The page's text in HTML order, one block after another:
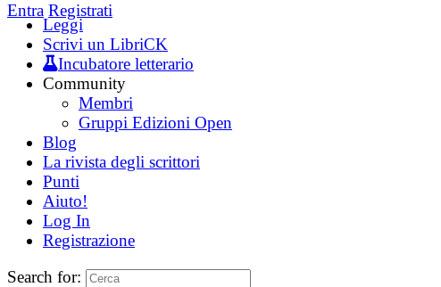
Entra Registrati
Leggi
Scrivi un LibriCK
Incubatore letterario
Community
Membri
Gruppi Edizioni Open
Blog
La rivista degli scrittori
Punti
Aiuto!
Log In
Registrazione
Search for: